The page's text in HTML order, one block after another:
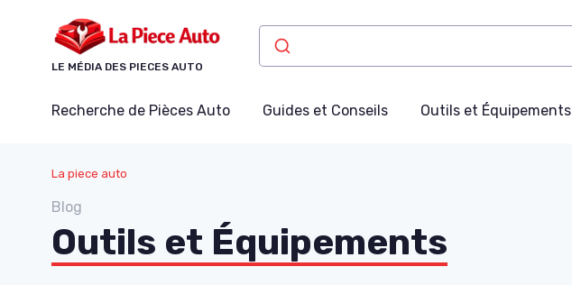
LE MÉDIA DES PIECES AUTO
Recherche de Pièces Auto Guides et Conseils Outils et Équipements
La piece auto
Blog
Outils et Équipements